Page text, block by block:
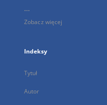
...
Zobacz więcej
Indeksy
Tytuł
Autor